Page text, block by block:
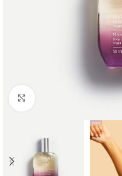
Cliquez pour agrandir